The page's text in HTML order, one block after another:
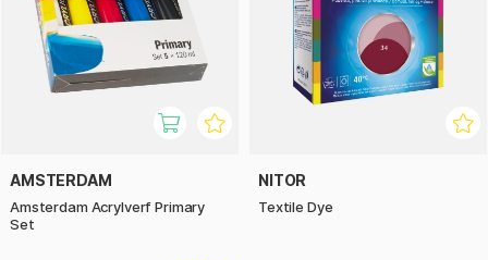
AMSTERDAM
Amsterdam Acrylverf Primary
Set
NITOR
Textile Dye